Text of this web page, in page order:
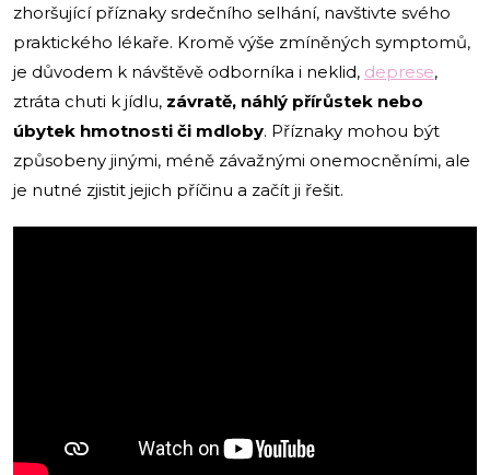
zhoršující příznaky srdečního selhání, navštivte svého
praktického lékaře. Kromě výše zmíněných symptomů,
je důvodem k návštěvě odborníka i neklid, deprese,
ztráta chuti k jídlu, závratě, náhlý přírůstek nebo
úbytek hmotnosti či mdloby. Příznaky mohou být
způsobeny jinými, méně závažnými onemocněními, ale
je nutné zjistit jejich příčinu a začít ji řešit.